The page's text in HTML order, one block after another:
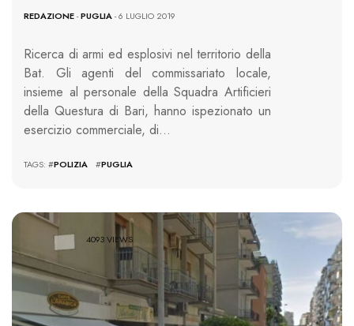
REDAZIONE-PUGLIA- 6 LUGLIO 2019
Ricerca di armi ed esplosivi nel territorio della
Bat. Gli agenti del commissariato locale,
insieme al personale della Squadra Artificieri
della Questura di Bari, hanno ispezionato un
esercizio commerciale, di…
TAGS: #POLIZIA #PUGLIA
4093 VIEWS